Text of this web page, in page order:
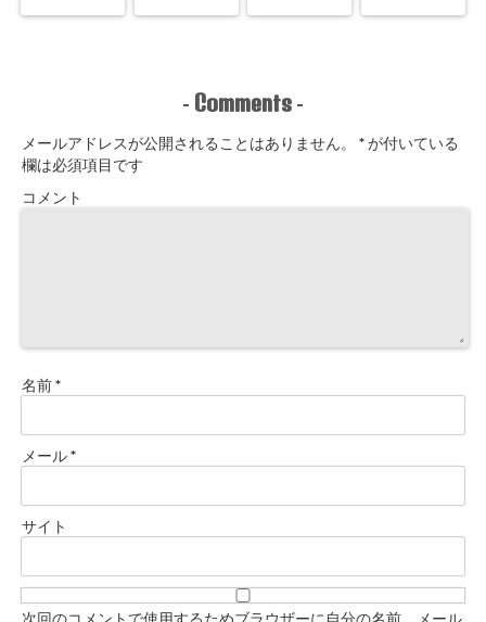
- Comments -
メールアドレスが公開されることはありません。 *が付いている
欄は必須項目です
コメント
名前*
メール*
サイト